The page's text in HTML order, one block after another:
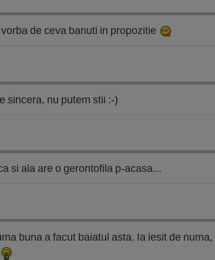
de ceva banuti in propozitie
sincera, nu putem stii :-)
si ala are o gerontofila p-acasa...
buna a facut baiatul asta. Ia iesit de